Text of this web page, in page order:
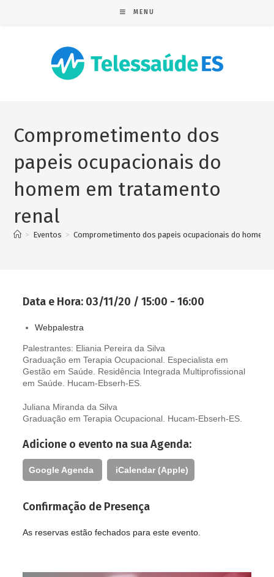
MENU
Comprometimento dos
papeis ocupacionais do
homem em tratamento
renal
> Eventos > Comprometimento dos papeis ocupacionais do homem
Data e Hora: 03/11/20 / 15:00 - 16:00
Webpalestra
Palestrantes: Eliania Pereira da Silva
Graduação em Terapia Ocupacional. Especialista em
Gestão em Saúde. Residência Integrada Multiprofissional
em Saúde. Hucam-Ebserh-ES.
Juliana Miranda da Silva
Graduação em Terapia Ocupacional. Hucam-Ebserh-ES.
Adicione o evento na sua Agenda:
Google Agenda iCalendar (Apple)
Confirmação de Presença
As reservas estão fechados para este evento.